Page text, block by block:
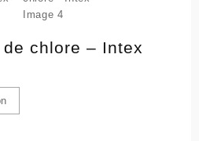
chlore – Intex